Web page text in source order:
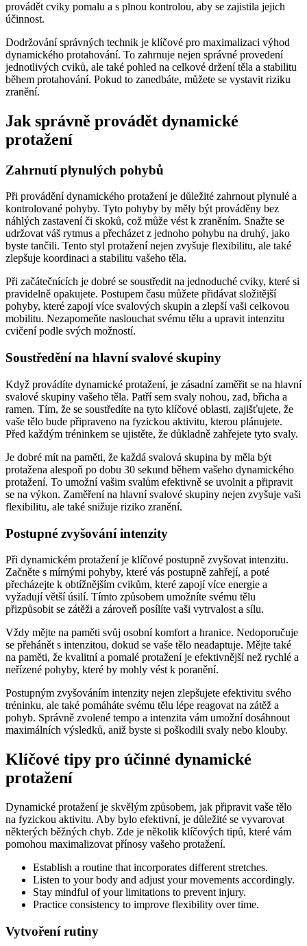
provádět cviky pomalu a s plnou kontrolou, aby se zajistila jejich
účinnost.
Dodržování správných technik je klíčové pro maximalizaci výhod
dynamického protahování. To zahrnuje nejen správné provedení
jednotlivých cviků, ale také pohled na celkové držení těla a stabilitu
během protahování. Pokud to zanedbáte, můžete se vystavit riziku
zranění.
Jak správně provádět dynamické
protažení
Zahrnutí plynulých pohybů
Při provádění dynamického protažení je důležité zahrnout plynulé a
kontrolované pohyby. Tyto pohyby by měly být prováděny bez
náhlých zastavení či skoků, což může vést k zraněním. Snažte se
udržovat váš rytmus a přecházet z jednoho pohybu na druhý, jako
byste tančili. Tento styl protažení nejen zvyšuje flexibilitu, ale také
zlepšuje koordinaci a stabilitu vašeho těla.
Při začátečnících je dobré se soustředit na jednoduché cviky, které si
pravidelně opakujete. Postupem času můžete přidávat složitější
pohyby, které zapojí více svalových skupin a zlepší vaši celkovou
mobilitu. Nezapomeňte naslouchat svému tělu a upravit intenzitu
cvičení podle svých možností.
Soustředění na hlavní svalové skupiny
Když provádíte dynamické protažení, je zásadní zaměřit se na hlavní
svalové skupiny vašeho těla. Patří sem svaly nohou, zad, břicha a
ramen. Tím, že se soustředíte na tyto klíčové oblasti, zajišťujete, že
vaše tělo bude připraveno na fyzickou aktivitu, kterou plánujete.
Před každým tréninkem se ujistěte, že důkladně zahřejete tyto svaly.
Je dobré mít na paměti, že každá svalová skupina by měla být
protažena alespoň po dobu 30 sekund během vašeho dynamického
protažení. To umožní vašim svalům efektivně se uvolnit a připravit
se na výkon. Zaměření na hlavní svalové skupiny nejen zvyšuje vaši
flexibilitu, ale také snižuje riziko zranění.
Postupné zvyšování intenzity
Při dynamickém protažení je klíčové postupně zvyšovat intenzitu.
Začněte s mírnými pohyby, které vás postupně zahřejí, a poté
přecházejte k obtížnějším cvikům, které zapojí více energie a
vyžadují větší úsilí. Tímto způsobem umožníte svému tělu
přizpůsobit se zátěži a zároveň posílíte vaši vytrvalost a sílu.
Vždy mějte na paměti svůj osobní komfort a hranice. Nedoporučuje
se přehánět s intenzitou, dokud se vaše tělo neadaptuje. Mějte také
na paměti, že kvalitní a pomalé protažení je efektivnější než rychlé a
neřízené pohyby, které by mohly vést k poranění.
Postupným zvyšováním intenzity nejen zlepšujete efektivitu svého
tréninku, ale také pomáháte svému tělu lépe reagovat na zátěž a
pohyb. Správně zvolené tempo a intenzita vám umožní dosáhnout
maximálních výsledků, aniž byste si poškodili svaly nebo klouby.
Klíčové tipy pro účinné dynamické
protažení
Dynamické protažení je skvělým způsobem, jak připravit vaše tělo
na fyzickou aktivitu. Aby bylo efektivní, je důležité se vyvarovat
některých běžných chyb. Zde je několik klíčových tipů, které vám
pomohou maximalizovat přínosy vašeho protažení.
Establish a routine that incorporates different stretches.
Listen to your body and adjust your movements accordingly.
Stay mindful of your limitations to prevent injury.
Practice consistency to improve flexibility over time.
Vytvoření rutiny